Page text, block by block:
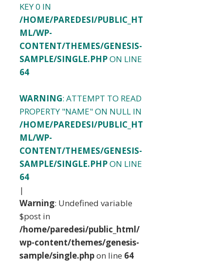
KEY 0 IN
/HOME/PAREDESI/PUBLIC_HT
ML/WP-
CONTENT/THEMES/GENESIS-
SAMPLE/SINGLE.PHPON LINE
64
WARNING: ATTEMPT TO READ
PROPERTY "NAME" ON NULL IN
/HOME/PAREDESI/PUBLIC_HT
ML/WP-
CONTENT/THEMES/GENESIS-
SAMPLE/SINGLE.PHPON LINE
64
|
Warning: Undefined variable
$post in
/home/paredesi/public_html/
wp-content/themes/genesis-
sample/single.phpon line 64